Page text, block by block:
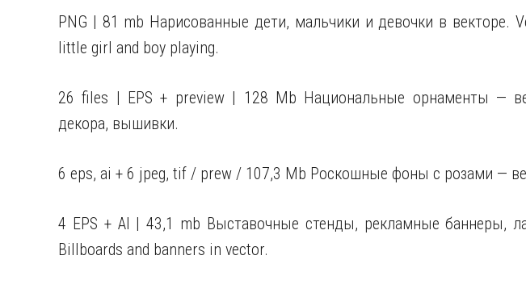
PNG | 81 mb Нарисованные дети, мальчики и девочки в векторе.
little girl and boy playing.
26 files | EPS + preview | 128 Mb Национальные орнаменты —
декора, вышивки.
6 eps, ai + 6 jpeg, tif / prew / 107,3 Mb Роскошные фоны с розами —
4 EPS + AI | 43,1 mb Выставочные стенды, рекламные баннеры,
Billboards and banners in vector.